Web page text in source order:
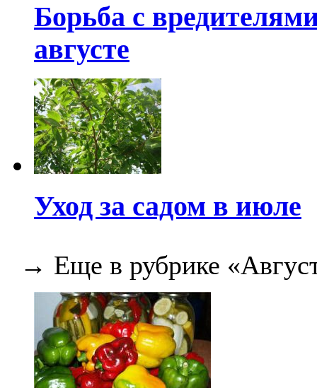
Борьба с
августе
Уход за садом в июле
→ Еще в рубрике